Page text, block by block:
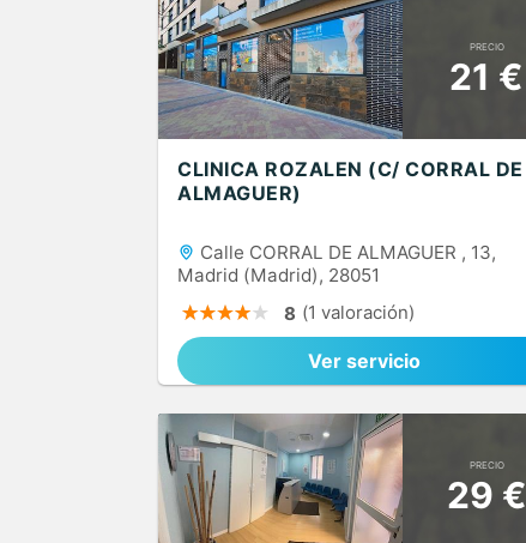
PRECIO
21 €
CLINICA ROZALEN (C/ CORRAL DE
ALMAGUER)
Calle CORRAL DE ALMAGUER , 13,
Madrid (Madrid), 28051
8 (1 valoración)
Ver servicio
PRECIO
29 €